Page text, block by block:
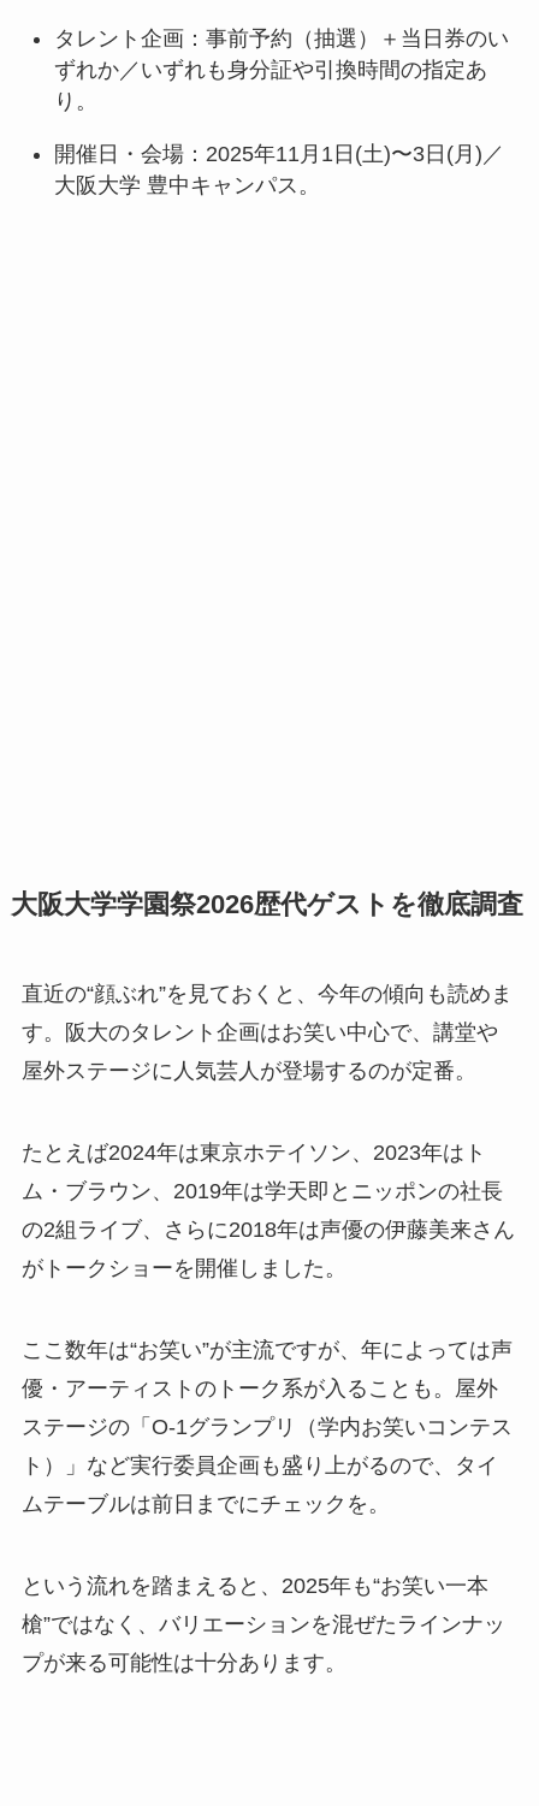
タレント企画：事前予約（抽選）＋当日券のい
ずれか／いずれも身分証や引換時間の指定あ
り。
開催日・会場：2025年11月1日(土)〜3日(月)／
大阪大学 豊中キャンパス。
大阪大学学園祭2026歴代ゲストを徹底調査
直近の“顔ぶれ”を見ておくと、今年の傾向も読めま
す。阪大のタレント企画はお笑い中心で、講堂や
屋外ステージに人気芸人が登場するのが定番。
たとえば2024年は東京ホテイソン、2023年はト
ム・ブラウン、2019年は学天即とニッポンの社長
の2組ライブ、さらに2018年は声優の伊藤美来さん
がトークショーを開催しました。
ここ数年は“お笑い”が主流ですが、年によっては声
優・アーティストのトーク系が入ることも。屋外
ステージの「O-1グランプリ（学内お笑いコンテス
ト）」など実行委員企画も盛り上がるので、タイ
ムテーブルは前日までにチェックを。
という流れを踏まえると、2025年も“お笑い一本
槍”ではなく、バリエーションを混ぜたラインナッ
プが来る可能性は十分あります。